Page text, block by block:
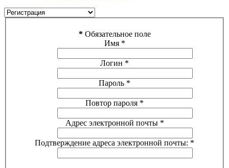
*Обязательное поле
Имя*
Логин *
Пароль *
Повтор пароля *
Адрес электронной почты*
Подтверждение адреса электронной почты: *